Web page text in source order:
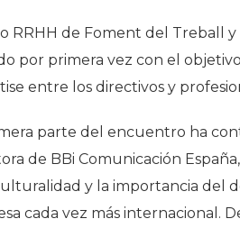
RRHH de Foment del Treball y
por primera vez con el
entre los directivos y
parte del encuentro ha
de BBi Comunicación
y la importancia del
cada vez más internacional.